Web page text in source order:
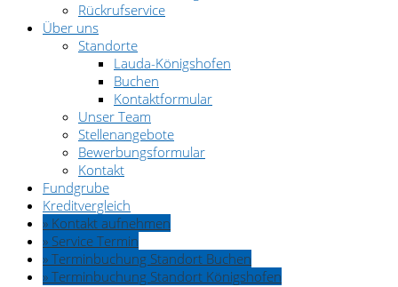
Rückrufservice
Über uns
Standorte
Lauda-Königshofen
Buchen
Kontaktformular
Unser Team
Stellenangebote
Bewerbungsformular
Kontakt
Fundgrube
Kreditvergleich
» Kontakt aufnehmen
» Service Termin
» Terminbuchung Standort Buchen
» Terminbuchung Standort Königshofen